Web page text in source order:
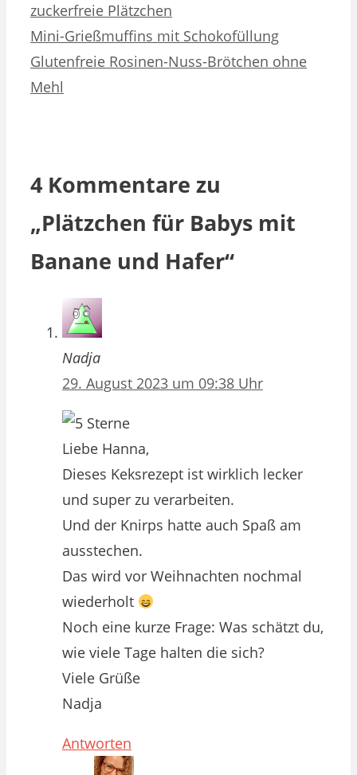
zuckerfreie Plätzchen
Mini-Grießmuffins mit Schokofüllung
Glutenfreie Rosinen-Nuss-Brötchen ohne
Mehl
4 Kommentare zu
„Plätzchen für Babys mit
Banane und Hafer“
Nadja
29. August 2023 um 09:38 Uhr
Liebe Hanna,
Dieses Keksrezept ist wirklich lecker
und super zu verarbeiten.
Und der Knirps hatte auch Spaß am
ausstechen.
Das wird vor Weihnachten nochmal
wiederholt
Noch eine kurze Frage: Was schätzt du,
wie viele Tage halten die sich?
Viele Grüße
Nadja
Antworten